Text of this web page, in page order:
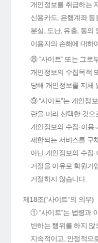
개인정보를 취급하는
신용카드, 은행계좌
분실, 도난, 유출, 동의
이용자의 손해에 대하
⑧ “사이트” 또는 그로
개인정보의 수집목적
당해 개인정보를 지체
⑨ “사이트”는 개인정
란을 미리 선택한 것
개인정보의 수집·이용
제한되는 서비스를 구
아닌 개인정보의 수집
거절을 이유로 회원가
거절하지 않습니다.
제18조(“사이트“의 의무)
① “사이트”는 법령과
반하는 행위를 하지
지속적이고, 안정적으